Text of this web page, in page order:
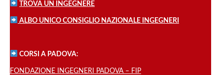
TROVA UN INGEGNERE
ALBO UNICO CONSIGLIO NAZIONALE INGEGNERI
CORSI A PADOVA:
FONDAZIONE INGEGNERI PADOVA – FIP